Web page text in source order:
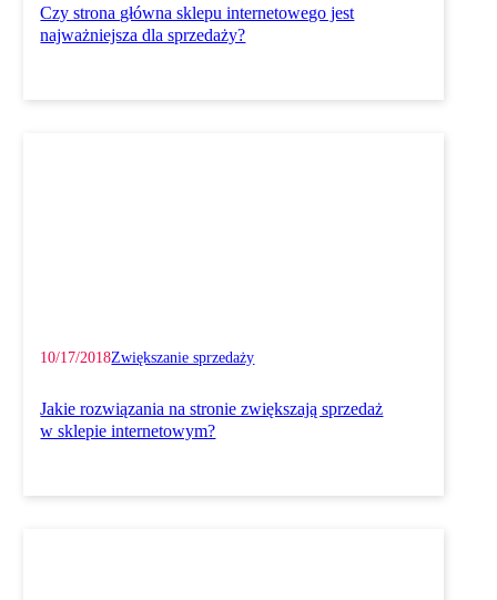
Czy strona główna sklepu internetowego jest
najważniejsza dla sprzedaży?
10/17/2018Zwiększanie sprzedaży
Jakie rozwiązania na stronie zwiększają sprzedaż
w sklepie internetowym?